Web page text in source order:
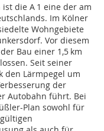
die A 1 eine der am
Im Kölner
Wohngebiete
Vor diesem
Bau einer 1,5 km
Seit seiner
den Lärmpegel um
der
Autobahn führt. Bei
Plan sowohl für